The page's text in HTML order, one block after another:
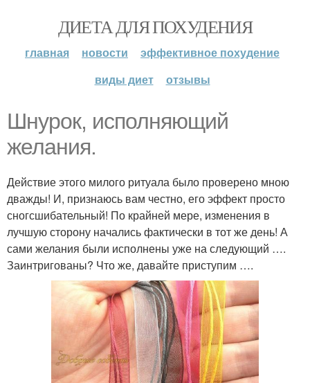
ДИЕТА ДЛЯ ПОХУДЕНИЯ
главная новости
эффективное похудение
виды диет
отзывы
Шнурок, исполняющий
желания.
Действие этого милого ритуала было проверено мною
дважды! И, признаюсь вам честно, его эффект просто
сногсшибательный! По крайней мере, изменения в
лучшую сторону начались фактически в тот же день! А
сами желания были исполнены уже на следующий ….
Заинтригованы? Что же, давайте приступим ….